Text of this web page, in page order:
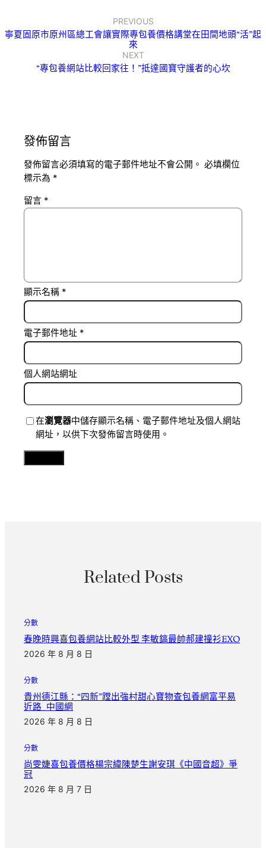
PREVIOUS
寧夏固原市原州區總工會讓實際專包養價格講堂在田間地頭“活”起
來
NEXT
“專包養網站比較回家往！”抵達國寶守護者的心坎
發佈留言
發佈留言必須填寫的電子郵件地址不會公開。 必填欄位
標示為 *
留言 *
顯示名稱 *
電子郵件地址 *
個人網站網址
在瀏覽器中儲存顯示名稱、電子郵件地址及個人網站
網址，以供下次發佈留言時使用。
Related Posts
分數
春晚時興喜包養網站比較外型 李敏鎬最帥郝建撞衫EXO
2026 年 8 月 8 日
分數
貴州德江縣：“四新”蹚出強村甜心寶物查包養網富平易
近路_中國網
2026 年 8 月 8 日
分數
尚雯婕喜包養價格楊宗緯陳楚生謝安琪《中國音超》爭
冠
2026 年 8 月 7 日